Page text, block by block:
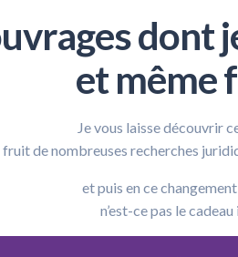
et même
Je vous laisse découvrir
fruit de nombreuses recherches
et puis en ce changement
n’est-ce pas le cadeau